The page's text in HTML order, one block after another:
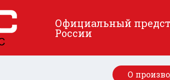
Официальный
России
О